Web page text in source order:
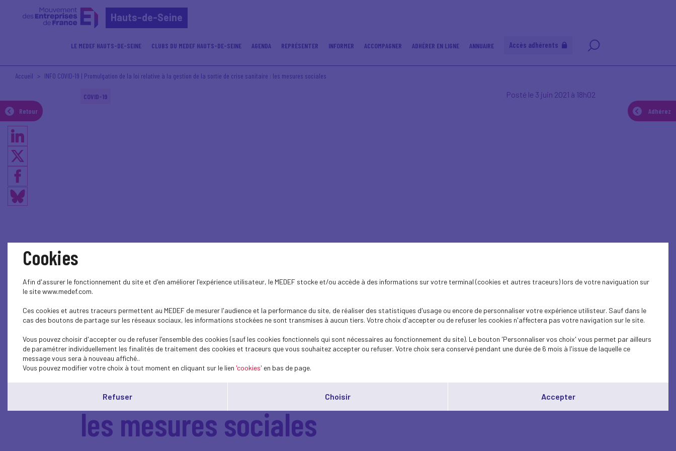
Hauts-de-Seine
LE MEDEF HAUTS-DE-SEINE CLUBS DU MEDEF HAUTS-DE-SEINE AGENDA REPRÉSENTER INFORMER ACCOMPAGNER ADHÉRER EN LIGNE ANNUAIRE Accès adhérents
Retour Adhérez
Accueil INFO COVID-19 | Promulgation de la loi relative à la gestion de la sortie de crise sanitaire : les mesures sociales
COVID-19 Posté le 3 juin 2021 à 18h02
INFO COVID-19 | Promulgation de la loi relative
à la gestion de la sortie de crise sanitaire :
les mesures sociales
Cookies
Afin d'assurer le fonctionnement du site et d'en améliorer l'expérience utilisateur, le MEDEF stocke et/ou accède à des informations sur votre terminal (cookies et autres traceurs) lors de votre naviguation sur
le site www.medef.com.
Ces cookies et autres traceurs permettent au MEDEF de mesurer l'audience et la performance du site, de réaliser des statistiques d'usage ou encore de personnaliser votre expérience utilisteur. Sauf dans le
cas des boutons de partage sur les réseaux sociaux, les informations stockées ne sont transmises à aucun tiers. Votre choix d'accepter ou de refuser les cookies n'affectera pas votre navigation sur le site.
Vous pouvez choisir d'accepter ou de refuser l'ensemble des cookies (sauf les cookies fonctionnels qui sont nécessaires au fonctionnement du site). Le bouton 'Personnaliser vos choix' vous permet par ailleurs
de paramétrer individuellement les finalités de traitement des cookies et traceurs que vous souhaitez accepter ou refuser. Votre choix sera conservé pendant une durée de 6 mois à l'issue de laquelle ce
message vous sera à nouveau affiché..
Vous pouvez modifier votre choix à tout moment en cliquant sur le lien 'cookies' en bas de page.
Refuser Choisir Accepter